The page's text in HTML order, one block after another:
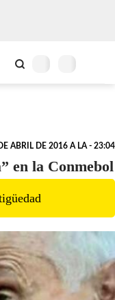
ABRIL DE 2016 A LA - 23:04
en la Conmebol